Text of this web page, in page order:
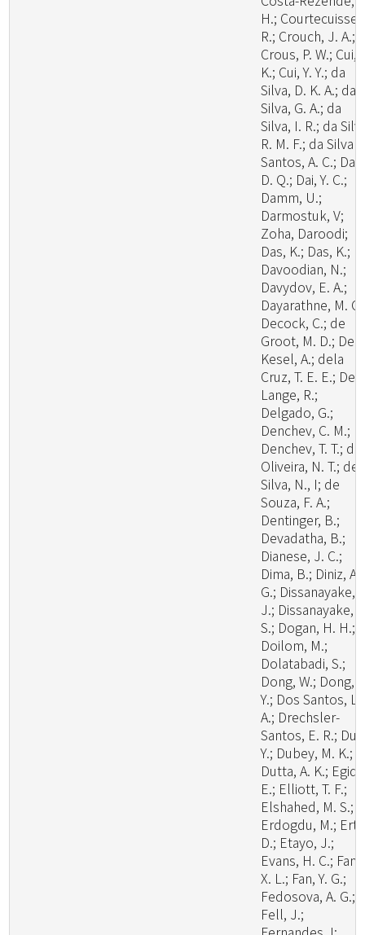
H.; Courtecuisse,
R.; Crouch, J. A.;
Crous, P. W.; Cui,
K.; Cui, Y. Y.; da
Silva, D. K. A.; da
Silva, G. A.; da
Silva, I. R.; da
R. M. F.; da Silva
Santos, A. C.; Dai,
D. Q.; Dai, Y. C.;
Damm, U.;
Darmostuk, V;
Zoha, Daroodi;
Das, K.; Das, K.;
Davoodian, N.;
Davydov, E. A.;
Dayarathne, M.
Decock, C.; de
Groot, M. D.; De
Kesel, A.; dela
Cruz, T. E. E.; De
Lange, R.;
Delgado, G.;
Denchev, C. M.;
Denchev, T. T.; de
Oliveira, N. T.; de
Silva, N., I; de
Souza, F. A.;
Dentinger, B.;
Devadatha, B.;
Dianese, J. C.;
Dima, B.; Diniz, A.
G.; Dissanayake,
J.; Dissanayake,
S.; Dogan, H. H.;
Doilom, M.;
Dolatabadi, S.;
Dong, W.; Dong,
Y.; Dos Santos, L.
A.; Drechsler-
Santos, E. R.; Du,
Y.; Dubey, M. K.;
Dutta, A. K.; Egidi,
E.; Elliott, T. F.;
Elshahed, M. S.;
Erdogdu, M.;
D.; Etayo, J.;
Evans, H. C.; Fan,
X. L.; Fan, Y. G.;
Fedosova, A. G.;
Fell, J.;